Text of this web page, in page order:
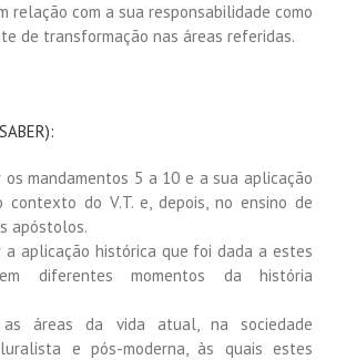
relação com a sua responsabilidade como
de transformação nas áreas referidas.
os mandamentos 5 a 10 e a sua aplicação
do V.T. e, depois, no ensino de
apóstolos.
a aplicação histórica que foi dada a estes
diferentes momentos da história
as áreas da vida atual, na sociedade
e pós-moderna, às quais estes